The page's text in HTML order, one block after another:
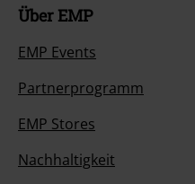
Über EMP
EMP Events
Partnerprogramm
EMP Stores
Nachhaltigkeit